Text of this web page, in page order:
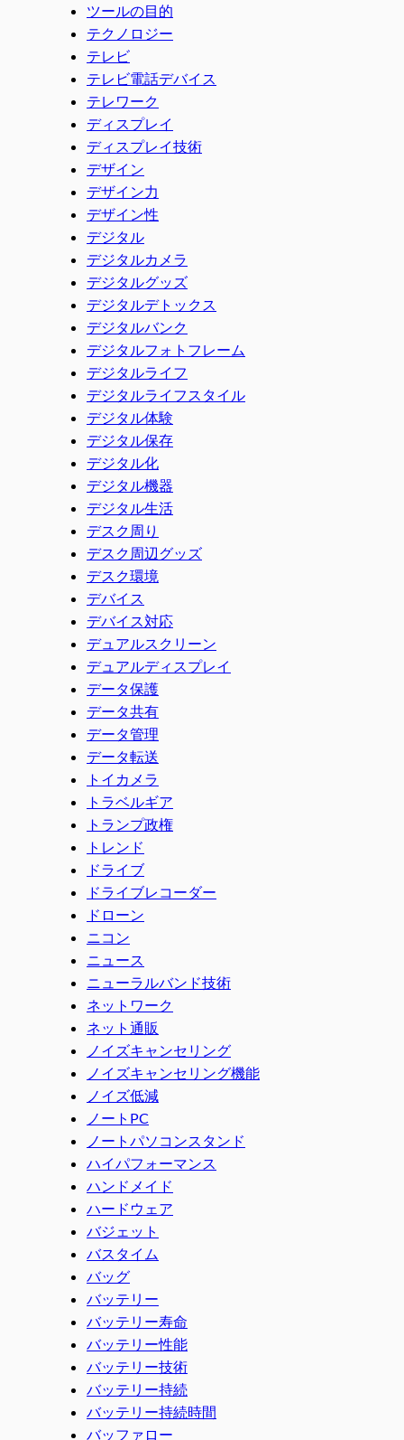
ツールの目的
テクノロジー
テレビ
テレビ電話デバイス
テレワーク
ディスプレイ
ディスプレイ技術
デザイン
デザイン力
デザイン性
デジタル
デジタルカメラ
デジタルグッズ
デジタルデトックス
デジタルバンク
デジタルフォトフレーム
デジタルライフ
デジタルライフスタイル
デジタル体験
デジタル保存
デジタル化
デジタル機器
デジタル生活
デスク周り
デスク周辺グッズ
デスク環境
デバイス
デバイス対応
デュアルスクリーン
デュアルディスプレイ
データ保護
データ共有
データ管理
データ転送
トイカメラ
トラベルギア
トランプ政権
トレンド
ドライブ
ドライブレコーダー
ドローン
ニコン
ニュース
ニューラルバンド技術
ネットワーク
ネット通販
ノイズキャンセリング
ノイズキャンセリング機能
ノイズ低減
ノートPC
ノートパソコンスタンド
ハイパフォーマンス
ハンドメイド
ハードウェア
バジェット
バスタイム
バッグ
バッテリー
バッテリー寿命
バッテリー性能
バッテリー技術
バッテリー持続
バッテリー持続時間
バッファロー